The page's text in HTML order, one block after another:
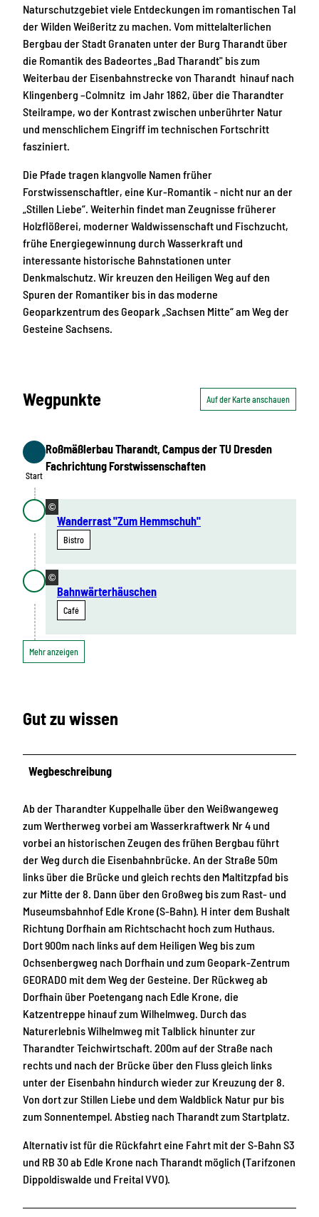
Naturschutzgebiet viele Entdeckungen im romantischen Tal
der Wilden Weißeritz zu machen. Vom mittelalterlichen
Bergbau der Stadt Granaten unter der Burg Tharandt über
die Romantik des Badeortes „Bad Tharandt" bis zum
Weiterbau der Eisenbahnstrecke von Tharandt hinauf nach
Klingenberg –Colmnitz im Jahr 1862, über die Tharandter
Steilrampe, wo der Kontrast zwischen unberührter Natur
und menschlichem Eingriff im technischen Fortschritt
fasziniert.
Die Pfade tragen klangvolle Namen früher
Forstwissenschaftler, eine Kur-Romantik - nicht nur an der
„Stillen Liebe“. Weiterhin findet man Zeugnisse früherer
Holzflößerei, moderner Waldwissenschaft und Fischzucht,
frühe Energiegewinnung durch Wasserkraft und
interessante historische Bahnstationen unter
Denkmalschutz. Wir kreuzen den Heiligen Weg auf den
Spuren der Romantiker bis in das moderne
Geoparkzentrum des Geopark „Sachsen Mitte“ am Weg der
Gesteine Sachsens.
Wegpunkte Auf der Karte anschauen
Start
Start
Roßmäßlerbau Tharandt, Campus der TU Dresden
Fachrichtung Forstwissenschaften
©
Wanderrast "Zum Hemmschuh"
Bistro
©
Bahnwärterhäuschen
Café
Mehr anzeigen
Gut zu wissen
Wegbeschreibung
Ab der Tharandter Kuppelhalle über den Weißwangeweg
zum Wertherweg vorbei am Wasserkraftwerk Nr 4 und
vorbei an historischen Zeugen des frühen Bergbau führt
der Weg durch die Eisenbahnbrücke. An der Straße 50m
links über die Brücke und gleich rechts den Maltitzpfad bis
zur Mitte der 8. Dann über den Großweg bis zum Rast- und
Museumsbahnhof Edle Krone (S-Bahn). H inter dem Bushalt
Richtung Dorfhain am Richtschacht hoch zum Huthaus.
Dort 900m nach links auf dem Heiligen Weg bis zum
Ochsenbergweg nach Dorfhain und zum Geopark-Zentrum
GEORADO mit dem Weg der Gesteine. Der Rückweg ab
Dorfhain über Poetengang nach Edle Krone, die
Katzentreppe hinauf zum Wilhelmweg. Durch das
Naturerlebnis Wilhelmweg mit Talblick hinunter zur
Tharandter Teichwirtschaft. 200m auf der Straße nach
rechts und nach der Brücke über den Fluss gleich links
unter der Eisenbahn hindurch wieder zur Kreuzung der 8.
Von dort zur Stillen Liebe und dem Waldblick Natur pur bis
zum Sonnentempel. Abstieg nach Tharandt zum Startplatz.
Alternativ ist für die Rückfahrt eine Fahrt mit der S-Bahn S3
und RB 30 ab Edle Krone nach Tharandt möglich (Tarifzonen
Dippoldiswalde und Freital VVO).